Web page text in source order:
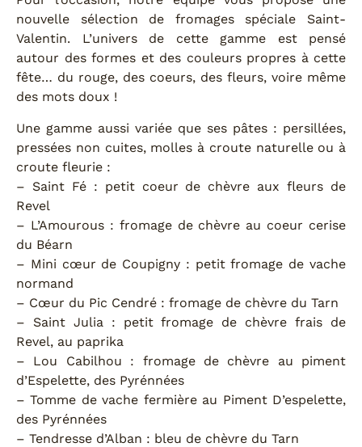
nouvelle sélection de fromages spéciale Saint-
Valentin. L’univers de cette gamme est pensé
autour des formes et des couleurs propres à cette
fête… du rouge, des coeurs, des fleurs, voire même
des mots doux !
Une gamme aussi variée que ses pâtes : persillées,
pressées non cuites, molles à croute naturelle ou à
croute fleurie :
– Saint Fé : petit coeur de chèvre aux fleurs de
Revel
– L’Amourous : fromage de chèvre au coeur cerise
du Béarn
– Mini cœur de Coupigny : petit fromage de vache
normand
– Cœur du Pic Cendré : fromage de chèvre du Tarn
– Saint Julia : petit fromage de chèvre frais de
Revel, au paprika
– Lou Cabilhou : fromage de chèvre au piment
d’Espelette, des Pyrénnées
– Tomme de vache fermière au Piment D’espelette,
des Pyrénnées
– Tendresse d’Alban : bleu de chèvre du Tarn